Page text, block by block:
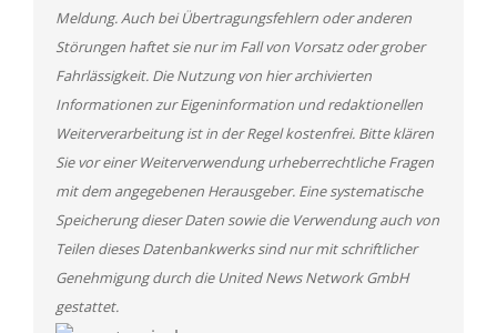
Meldung. Auch bei Übertragungsfehlern oder anderen
Störungen haftet sie nur im Fall von Vorsatz oder grober
Fahrlässigkeit. Die Nutzung von hier archivierten
Informationen zur Eigeninformation und redaktionellen
Weiterverarbeitung ist in der Regel kostenfrei. Bitte klären
Sie vor einer Weiterverwendung urheberrechtliche Fragen
mit dem angegebenen Herausgeber. Eine systematische
Speicherung dieser Daten sowie die Verwendung auch von
Teilen dieses Datenbankwerks sind nur mit schriftlicher
Genehmigung durch die United News Network GmbH
gestattet.